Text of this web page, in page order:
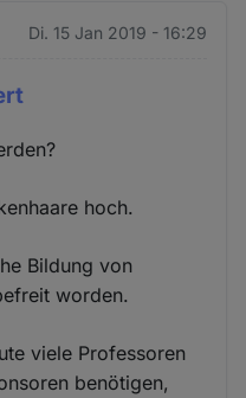
Di. 15 Jan 2019 - 16:29
hoch.
Bildung von
worden.
viele Professoren
benötigen,